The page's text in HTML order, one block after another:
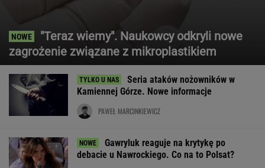
"Teraz wiemy". Naukowcy odkryli nowe
zagrożenie związane z mikroplastikiem
Seria ataków nożowników w
Kamiennej Górze. Nowe informacje
PAWEŁ MARCINKIEWICZ
Gawryluk reaguje na krytykę po
debacie u Nawrockiego. Co na to Polsat?